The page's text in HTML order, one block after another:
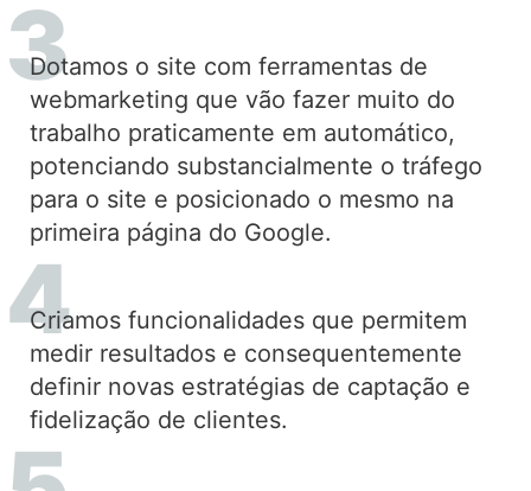
Dotamos o site com ferramentas de
webmarketing que vão fazer muito do
trabalho praticamente em automático,
potenciando substancialmente o tráfego
para o site e posicionado o mesmo na
primeira página do Google.
Criamos funcionalidades que permitem
medir resultados e consequentemente
definir novas estratégias de captação e
fidelização de clientes.